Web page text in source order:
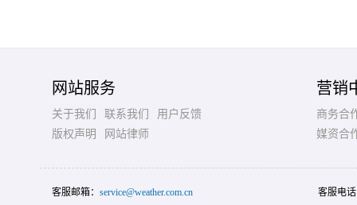
网站服务
关于我们 联系我们
用户反馈
版权声明
网站律师
营销
商务合
媒资合
客服邮箱： service@weather.com.cn 客服电